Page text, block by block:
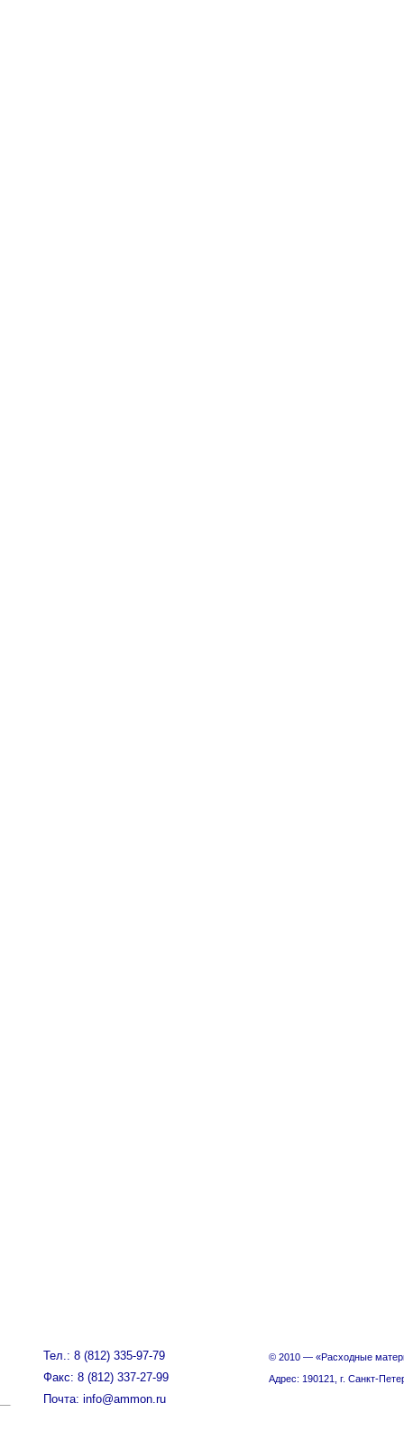
Тел.: 8 (812) 335-97-79
Факс: 8 (812) 337-27-99
Почта: info@ammon.ru
© 2010 — «Расходные
Адрес: 190121, г. Санкт-